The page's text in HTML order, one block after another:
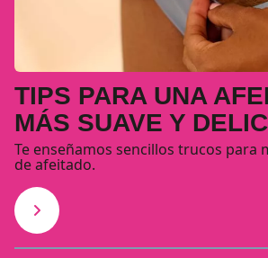
TIPS PARA UNA
MÁS SUAVE Y
Te enseñamos sencillos trucos para
de afeitado.